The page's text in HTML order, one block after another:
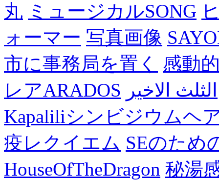
丸 ミュージカルSONG
ォーマー 写真画像
市に事務局を置く
感動
レアARADOS الثلث الاخير
Kapaliliシンビジウムヘ
疫レクイエム SEのため
HouseOfTheDragon 秘湯